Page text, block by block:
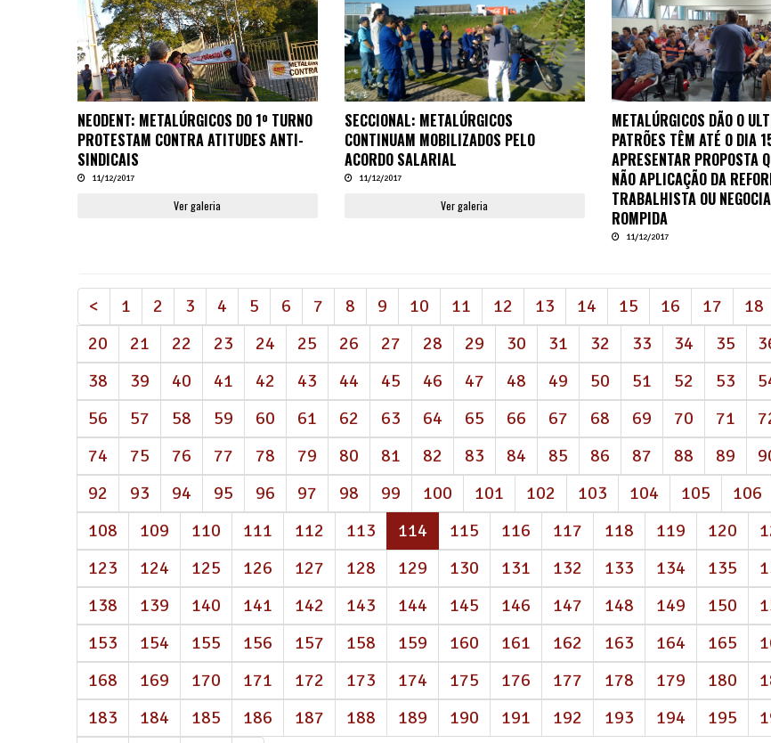
NEODENT: METALÚRGICOS DO 1º TURNO
PROTESTAM CONTRA ATITUDES ANTI-
SINDICAIS
11/12/2017
Ver galeria
SECCIONAL: METALÚRGICOS
CONTINUAM MOBILIZADOS PELO
ACORDO SALARIAL
11/12/2017
Ver galeria
METALÚRGICOS DÃO O
PATRÕES TÊM ATÉ O DIA
APRESENTAR PROPOSTA
NÃO APLICAÇÃO DA
TRABALHISTA OU
ROMPIDA
11/12/2017
< 1 2 3 4 5 6 7 8 9 10 11 12 13 14 15 16 17 18
20
21 22 23 24 25 26 27 28 29 30 31 32 33 34 35
38
39 40 41 42 43 44 45 46 47 48 49 50 51 52 53
56
57 58 59 60 61 62 63 64 65 66 67 68 69 70 71
74
75 76 77 78 79 80 81 82 83 84 85 86 87 88 89
92
93 94 95 96 97 98 99 100 101 102 103 104 105 106
108
109 110 111 112 113 114 (atual)
115 116 117 118 119 120
123
124 125 126 127 128 129 130 131 132 133 134 135
138
139 140 141 142 143 144 145 146 147 148 149 150
153
154 155 156 157 158 159 160 161 162 163 164 165
168
169 170 171 172 173 174 175 176 177 178 179 180
183
184 185 186 187 188 189 190 191 192 193 194 195